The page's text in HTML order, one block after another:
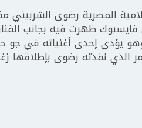
المصرية رضوى
فايسبوك ظهرت فيه بجانب
يؤدي إحدى أغنياته في جو
الذي نفذته رضوى